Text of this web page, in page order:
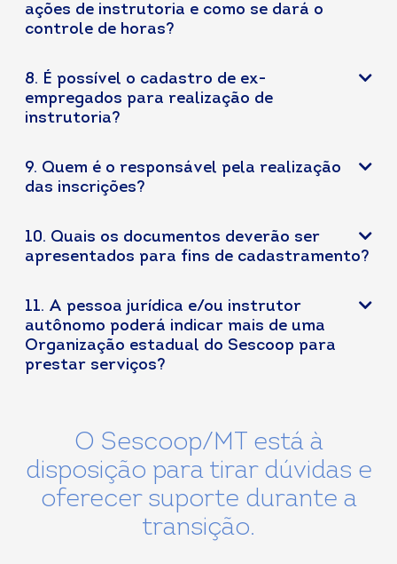
ações de instrutoria e como se dará o
controle de horas?
8. É possível o cadastro de ex-
empregados para realização de
instrutoria?
9. Quem é o responsável pela realização
das inscrições?
10. Quais os documentos deverão ser
apresentados para fins de cadastramento?
11. A pessoa jurídica e/ou instrutor
autônomo poderá indicar mais de uma
Organização estadual do Sescoop para
prestar serviços?
O Sescoop/MT está à
disposição para tirar dúvidas e
oferecer suporte durante a
transição.